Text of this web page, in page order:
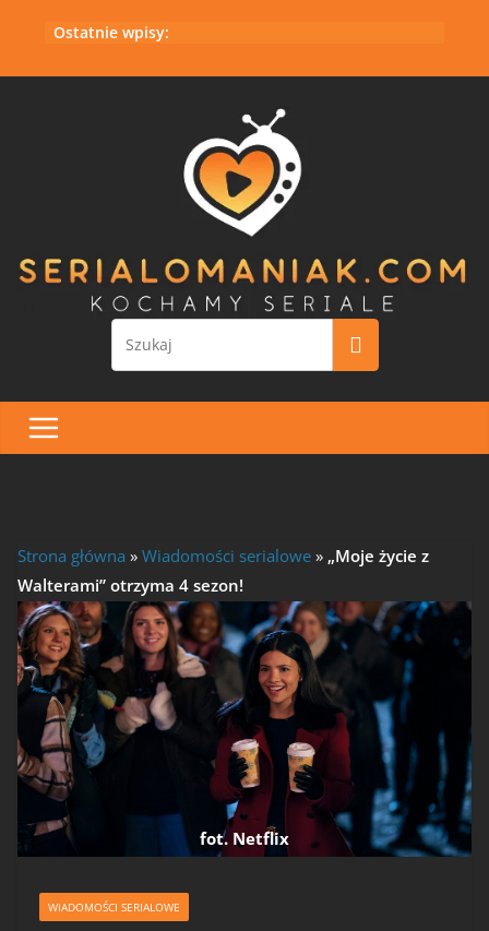
Ostatnie wpisy:
Strona główna » Wiadomości serialowe » „Moje życie z
Walterami” otrzyma 4 sezon!
fot. Netflix
WIADOMOŚCI SERIALOWE